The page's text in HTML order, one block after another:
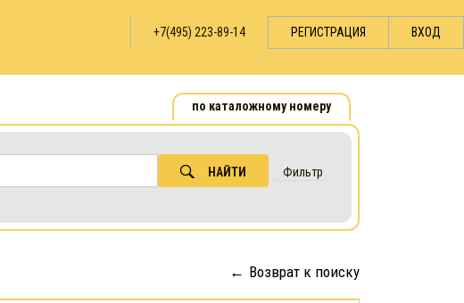
+7(495) 223-89-14 РЕГИСТРАЦИЯ ВХОД
по каталожному номеру
НАЙТИ Фильтр
Возврат к поиску